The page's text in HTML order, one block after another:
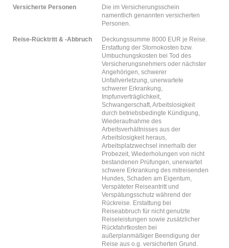
Versicherte Personen
Die im Versicherungsschein
namentlich genannten versicherten
Personen.
Reise-Rücktritt & -Abbruch
Deckungssumme 8000 EUR je Reise.
Erstattung der Stornokosten bzw.
Umbuchungskosten bei Tod des
Versicherungsnehmers oder nächster
Angehörigen, schwerer
Unfallverletzung, unerwartete
schwerer Erkrankung,
Impfunverträglichkeit,
Schwangerschaft, Arbeitslosigkeit
durch betriebsbedingte Kündigung,
Wiederaufnahme des
Arbeitsverhältnisses aus der
Arbeitslosigkeit heraus,
Arbeitsplatzwechsel innerhalb der
Probezeit, Wiederholungen von nicht
bestandenen Prüfungen, unerwartet
schwere Erkrankung des mitreisenden
Hundes, Schaden am Eigentum,
Verspäteter Reiseantritt und
Verspätungsschutz während der
Rückreise. Erstattung bei
Reiseabbruch für nicht genutzte
Reiseleistungen sowie zusätzlicher
Rückfahrtkosten bei
außerplanmäßiger Beendigung der
Reise aus o.g. versicherten Grund.